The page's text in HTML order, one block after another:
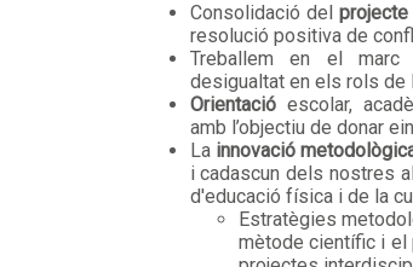
Consolidació del
resolució positiva de
Treballem en el
desigualtat en els rols de
Orientacióescolar,
amb l’objectiu de donar
La innovació
i cadascun dels nostres
d'educació física i de la
Estratègies
mètode científic i el